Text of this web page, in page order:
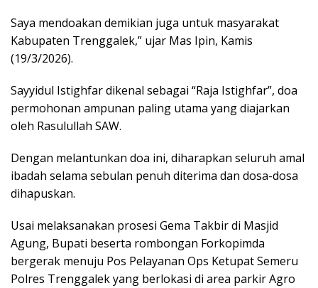
Saya mendoakan demikian juga untuk masyarakat
Kabupaten Trenggalek,” ujar Mas Ipin, Kamis
(19/3/2026).
​Sayyidul Istighfar dikenal sebagai “Raja Istighfar”, doa
permohonan ampunan paling utama yang diajarkan
oleh Rasulullah SAW.
Dengan melantunkan doa ini, diharapkan seluruh amal
ibadah selama sebulan penuh diterima dan dosa-dosa
dihapuskan.
​Usai melaksanakan prosesi Gema Takbir di Masjid
Agung, Bupati beserta rombongan Forkopimda
bergerak menuju Pos Pelayanan Ops Ketupat Semeru
Polres Trenggalek yang berlokasi di area parkir Agro